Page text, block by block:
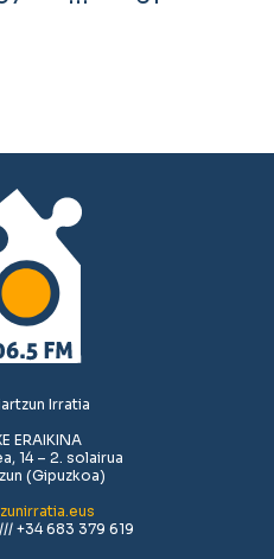
Irratia
ERAIKINA
14 – 2. solairua
(Gipuzkoa)
+34 683 379 619